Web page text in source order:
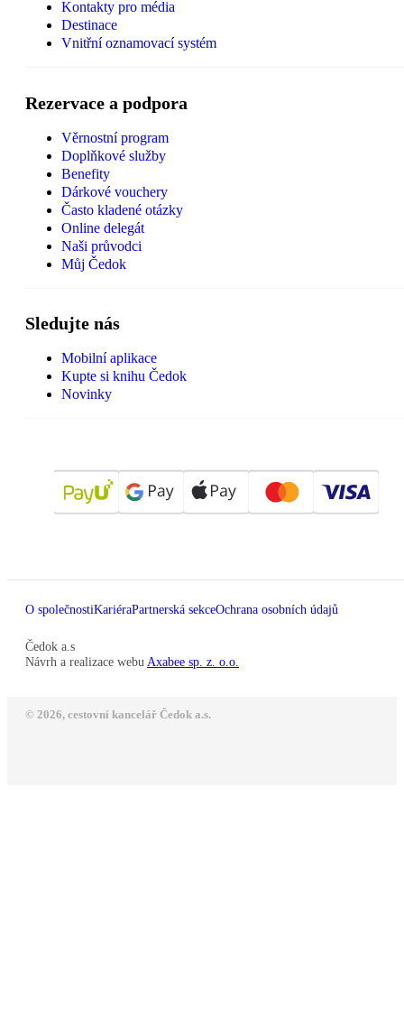
Kontakty pro média
Destinace
Vnitřní oznamovací systém
Rezervace a podpora
Věrnostní program
Doplňkové služby
Benefity
Dárkové vouchery
Často kladené otázky
Online delegát
Naši průvodci
Můj Čedok
Sledujte nás
Mobilní aplikace
Kupte si knihu Čedok
Novinky
O společnostiKariéraPartnerská sekceOchrana osobních údajů
Čedok a.s
Návrh a realizace webu Axabee sp. z. o.o.
© 2026, cestovní kancelář Čedok a.s.